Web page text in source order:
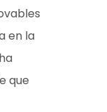
en la
que